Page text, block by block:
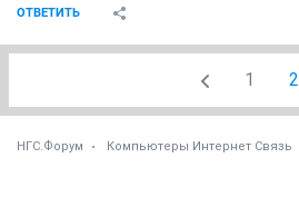
ОТВЕТИТЬ
1 2
НГС.Форум Компьютеры Интернет Связь